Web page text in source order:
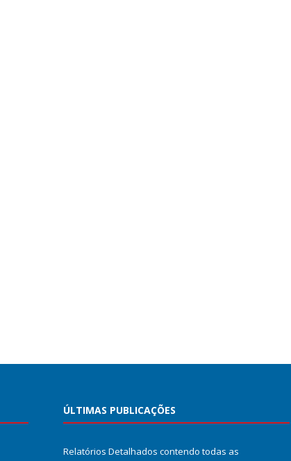
ÚLTIMAS PUBLICAÇÕES
Relatórios Detalhados contendo todas as